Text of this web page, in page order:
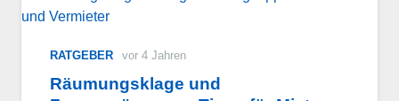
RATGEBER vor 4 Jahren
Räumungsklage und